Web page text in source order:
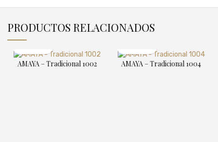
PRODUCTOS RELACIONADOS
AMAYA – Tradicional 1002 AMAYA – Tradicional 1004